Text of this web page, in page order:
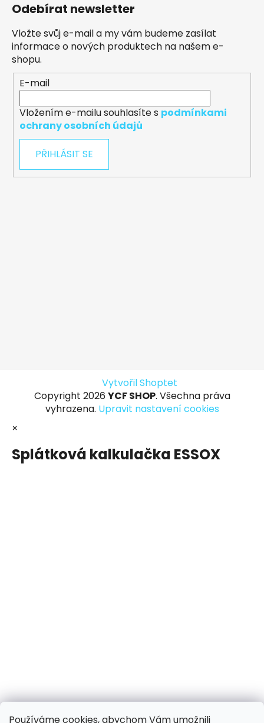
Používáme cookies, abychom Vám umožnili
Odebírat newsletter
Vložte svůj e-mail a my vám budeme zasílat
informace o nových produktech na našem e-
shopu.
E-mail
Vložením e-mailu souhlasíte s podmínkami
ochrany osobních údajů
PŘIHLÁSIT SE
Vytvořil Shoptet
Copyright 2026 YCF SHOP. Všechna práva
vyhrazena. Upravit nastavení cookies
×
Splátková kalkulačka ESSOX